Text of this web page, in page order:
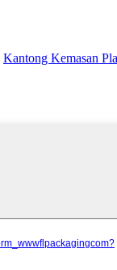
Kantong Kemasan